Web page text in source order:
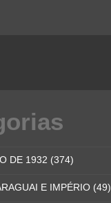
DE 1932 (374)
E IMPÉRIO (49)